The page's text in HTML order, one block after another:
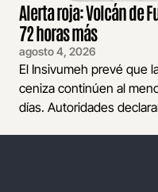
Alerta roja: Volcán de
72 horas más
agosto 4, 2026
El Insivumeh prevé que
ceniza continúen al
días. Autoridades